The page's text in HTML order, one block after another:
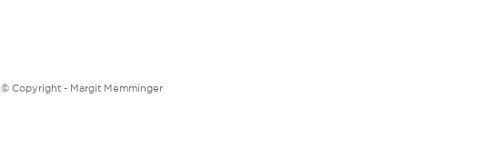
© Copyright - Margit Memminger